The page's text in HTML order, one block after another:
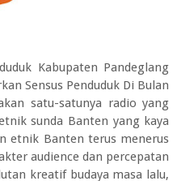
Kabupaten Pandeglang
Sensus Penduduk Di Bulan
satu-satunya radio yang
sunda Banten yang kaya
etnik Banten terus menerus
audience dan percepatan
kreatif budaya masa lalu,